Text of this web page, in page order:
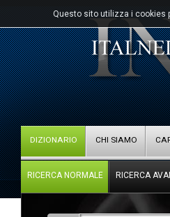
Questo sito utilizza i cookies
DIZIONARIO CHI SIAMO
RICERCA NORMALE RICERCA